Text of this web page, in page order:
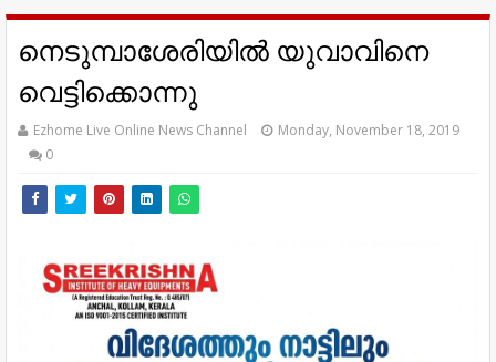
നെ​ടു​മ്പാ​ശേ​രി​യി​ല്‍ യു​വാ​വി​നെ
വെ​ട്ടി​ക്കൊ​ന്നു
Ezhome Live Online News Channel
Monday, November 18, 2019
0